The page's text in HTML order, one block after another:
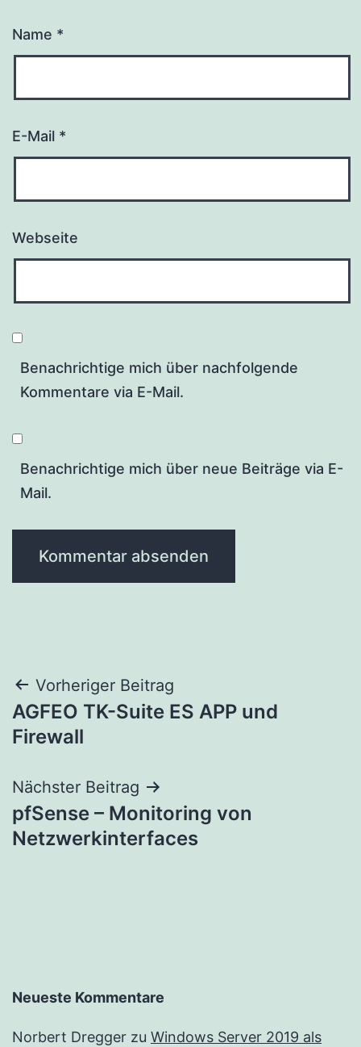
Name *
E-Mail *
Webseite
Benachrichtige mich über nachfolgende
Kommentare via E-Mail.
Benachrichtige mich über neue Beiträge via E-
Mail.
Beitragsnavigation
Vorheriger Beitrag
AGFEO TK-Suite ES APP und
Firewall
Nächster Beitrag
pfSense – Monitoring von
Netzwerkinterfaces
Neueste Kommentare
Norbert Dregger zu Windows Server 2019 als